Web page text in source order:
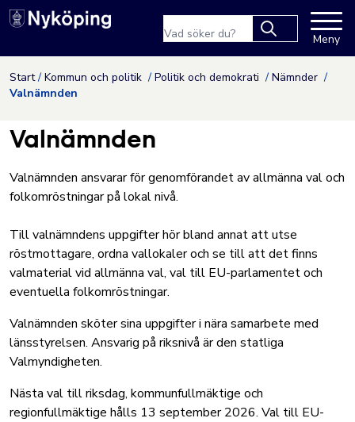
Hoppa till innehåll
Nyköpings kommuns
results.
Meny
Start Kommun och politik Politik och demokrati
Nämnder
Valnämnden
Valnämnden
Valnämnden ansvarar för genomförandet av allmänna val och
folkomröstningar på lokal nivå.
Till valnämndens uppgifter hör bland annat att utse
röstmottagare, ordna vallokaler och se till att det finns
valmaterial vid allmänna val, val till EU-parlamentet och
eventuella folkomröstningar.
Valnämnden sköter sina uppgifter i nära samarbete med
länsstyrelsen. Ansvarig på riksnivå är den statliga
Valmyndigheten.
Nästa val till riksdag, kommunfullmäktige och
regionfullmäktige hålls 13 september 2026. Val till EU-